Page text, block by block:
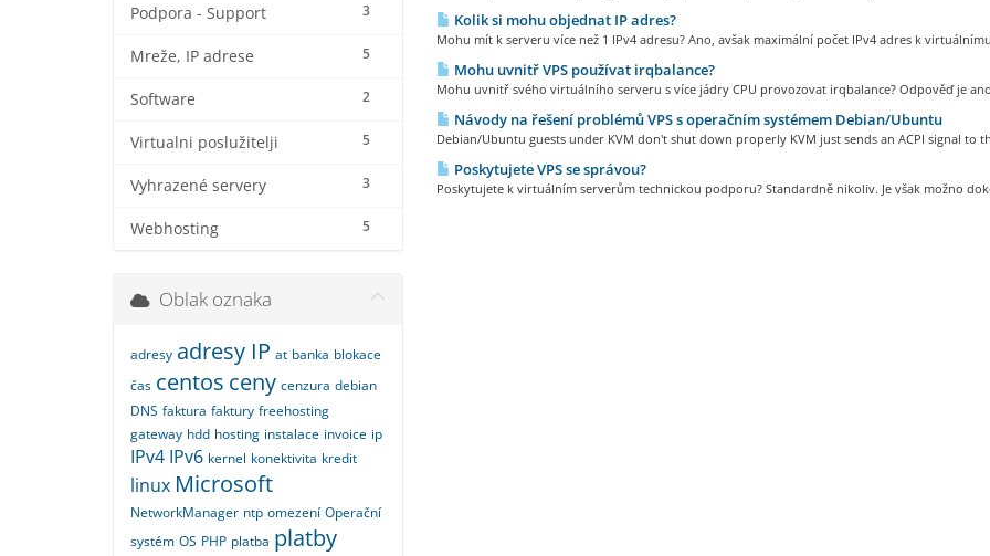
3
Podpora - Support
5
Mreže, IP adrese
2
Software
5
Virtualni poslužitelji
3
Vyhrazené servery
5
Webhosting
Kolik si mohu objednat IP adres?
Mohu mít k serveru více než 1 IPv4 adresu? Ano, avšak maximální počet IPv4 adres k
Mohu uvnitř VPS používat irqbalance?
Mohu uvnitř svého virtuálního serveru s více jádry CPU provozovat irqbalance? Odpověď je
Návody na řešení problémů VPS s operačním systémem Debian/Ubuntu
Debian/Ubuntu guests under KVM don't shut down properly KVM just sends an ACPI signal to
Poskytujete VPS se správou?
Poskytujete k virtuálním serverům technickou podporu? Standardně nikoliv. Je však možno
Oblak oznaka
adresy adresy IP at banka blokace
čas centos ceny cenzura debian
DNS faktura faktury freehosting
gateway hdd hosting instalace invoice ip
IPv4 IPv6 kernel konektivita kredit
linux Microsoft
NetworkManager ntp omezení Operační
systém OS PHP platba platby